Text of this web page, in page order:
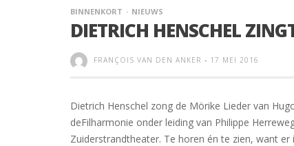
BINNENKORT NIEUWS
DIETRICH HENSCHEL
FRANÇOIS VAN DEN ANKER - 17 MEI 2016
Dietrich Henschel zong de Mörike Lieder van
deFilharmonie onder leiding van Philippe
Zuiderstrandtheater. Te horen én te zien, want er